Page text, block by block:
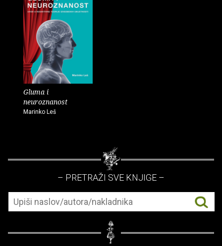
Gluma i
neuroznanost
Marinko Leš
– PRETRAŽI SVE KNJIGE –